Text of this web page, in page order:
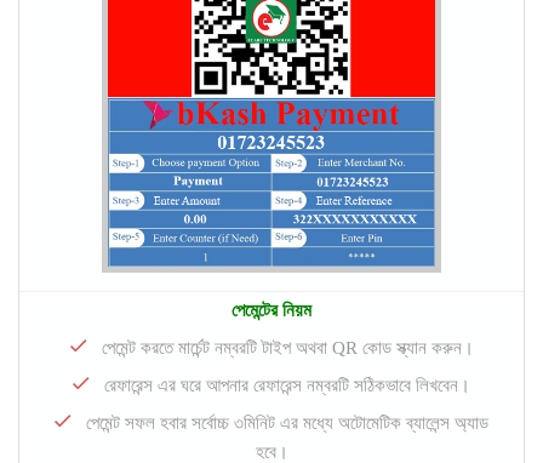
পেমেন্টের নিয়ম
পেমেন্ট করতে মার্চেন্ট নম্বরটি টাইপ অথবা QR কোড স্ক্যান করুন।
রেফারেন্স এর ঘরে আপনার রেফারেন্স নম্বরটি সঠিকভাবে লিখবেন।
পেমেন্ট সফল হবার সর্বোচ্চ ৩মিনিট এর মধ্যে অটোমেটিক ব্যালেন্স অ্যাড
হবে।